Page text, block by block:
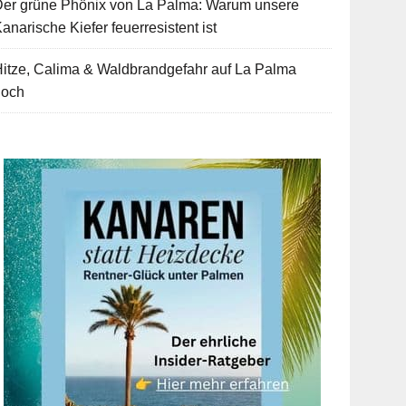
grüne Phönix von La Palma: Warum unsere
Kiefer feuerresistent ist
Calima & Waldbrandgefahr auf La Palma